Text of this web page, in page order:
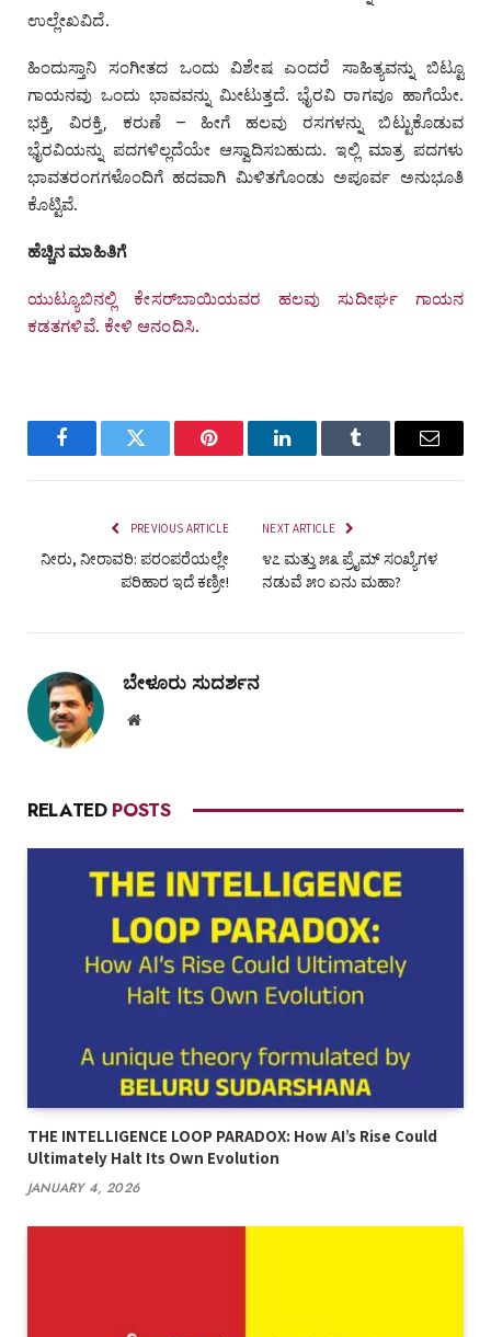
ಉಲ್ಲೇಖವಿದೆ.
ಹಿಂದುಸ್ತಾನಿ ಸಂಗೀತದ ಒಂದು ವಿಶೇಷ ಎಂದರೆ ಸಾಹಿತ್ಯವನ್ನು ಬಿಟ್ಟೂ
ಗಾಯನವು ಒಂದು ಭಾವವನ್ನು ಮೀಟುತ್ತದೆ. ಭೈರವಿ ರಾಗವೂ ಹಾಗೆಯೇ.
ಭಕ್ತಿ, ವಿರಕ್ತಿ, ಕರುಣೆ – ಹೀಗೆ ಹಲವು ರಸಗಳನ್ನು ಬಿಟ್ಟುಕೊಡುವ
ಭೈರವಿಯನ್ನು ಪದಗಳಿಲ್ಲದೆಯೇ ಆಸ್ವಾದಿಸಬಹುದು. ಇಲ್ಲಿ ಮಾತ್ರ ಪದಗಳು
ಭಾವತರಂಗಗಳೊಂದಿಗೆ ಹದವಾಗಿ ಮಿಳಿತಗೊಂಡು ಅಪೂರ್ವ ಅನುಭೂತಿ
ಕೊಟ್ಟಿವೆ.
ಹೆಚ್ಚಿನ ಮಾಹಿತಿಗೆ
ಯುಟ್ಯೂಬಿನಲ್ಲಿ ಕೇಸರ್‌ಬಾಯಿಯವರ ಹಲವು ಸುದೀರ್ಘ ಗಾಯನ
ಕಡತಗಳಿವೆ. ಕೇಳಿ ಆನಂದಿಸಿ.
FacebookTwitter Pinterest LinkedInTumblr Email
PREVIOUS ARTICLE
ನೀರು, ನೀರಾವರಿ: ಪರಂಪರೆಯಲ್ಲೇ
ಪರಿಹಾರ ಇದೆ ಕಣ್ರೀ!
NEXT ARTICLE
೪೭ ಮತ್ತು ೫೩ ಪ್ರೈಮ್‌ ಸಂಖ್ಯೆಗಳ
ನಡುವೆ ೫೦ ಏನು ಮಹಾ?
ಬೇಳೂರು ಸುದರ್ಶನ
Website
RELATED POSTS
THE INTELLIGENCE LOOP PARADOX: How AI’s Rise Could
Ultimately Halt Its Own Evolution
JANUARY 4, 2026